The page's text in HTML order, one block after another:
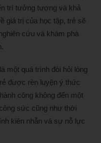
trí tưởng tượng và khả
giá trị của học tập, trẻ sẽ
cứu và khám phá
một quá trình đòi hỏi lòng
được rèn luyện ý thức
công không đến một
sức cũng như thời
kiên nhẫn và sự nỗ lực